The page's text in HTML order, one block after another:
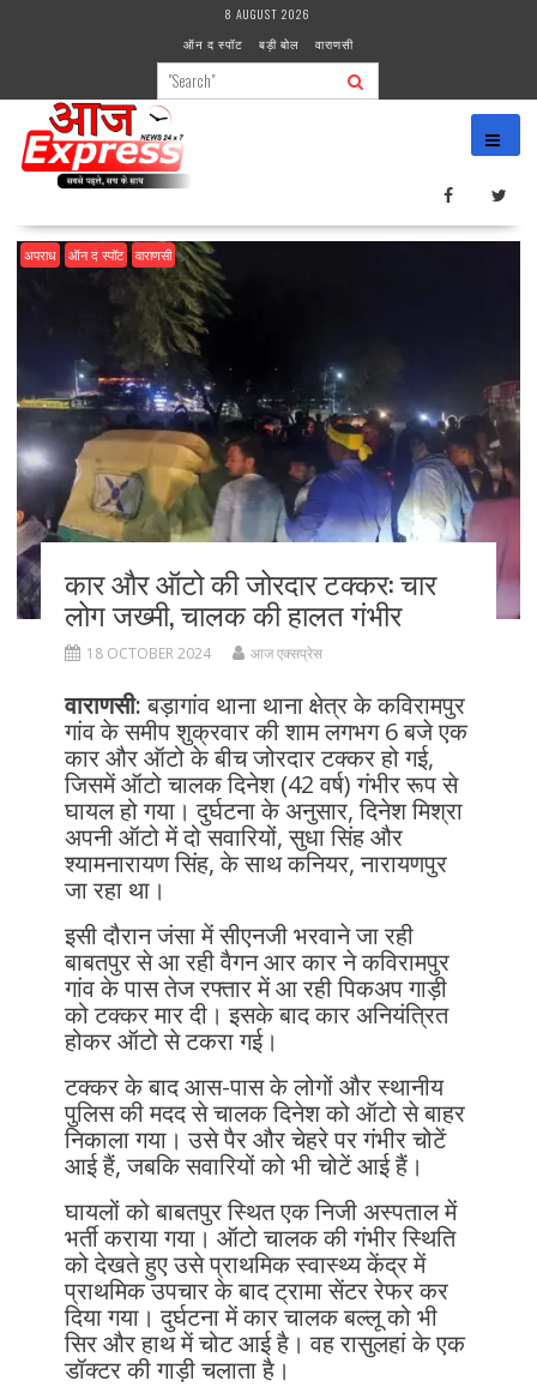
8 AUGUST 2026
ऑन द स्पॉट
बड़ी बोल वाराणसी
अपराध ऑन द स्पॉट वाराणसी
कार और ऑटो की जोरदार टक्कर: चार
लोग जख्मी, चालक की हालत गंभीर
18 OCTOBER 2024 आज एक्सप्रेस
वाराणसी:बड़ागांव थाना थाना क्षेत्र के कविरामपुर
गांव के समीप शुक्रवार की शाम लगभग 6 बजे एक
कार और ऑटो के बीच जोरदार टक्कर हो गई,
जिसमें ऑटो चालक दिनेश (42 वर्ष) गंभीर रूप से
घायल हो गया। दुर्घटना के अनुसार, दिनेश मिश्रा
अपनी ऑटो में दो सवारियों, सुधा सिंह और
श्यामनारायण सिंह, के साथ कनियर, नारायणपुर
जा रहा था।
इसी दौरान जंसा में सीएनजी भरवाने जा रही
बाबतपुर से आ रही वैगन आर कार ने कविरामपुर
गांव के पास तेज रफ्तार में आ रही पिकअप गाड़ी
को टक्कर मार दी। इसके बाद कार अनियंत्रित
होकर ऑटो से टकरा गई।
टक्कर के बाद आस-पास के लोगों और स्थानीय
पुलिस की मदद से चालक दिनेश को ऑटो से बाहर
निकाला गया। उसे पैर और चेहरे पर गंभीर चोटें
आई हैं, जबकि सवारियों को भी चोटें आई हैं।
घायलों को बाबतपुर स्थित एक निजी अस्पताल में
भर्ती कराया गया। ऑटो चालक की गंभीर स्थिति
को देखते हुए उसे प्राथमिक स्वास्थ्य केंद्र में
प्राथमिक उपचार के बाद ट्रामा सेंटर रेफर कर
दिया गया। दुर्घटना में कार चालक बल्लू को भी
सिर और हाथ में चोट आई है। वह रासुलहां के एक
डॉक्टर की गाड़ी चलाता है।